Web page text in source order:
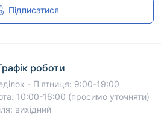
Підписатися
роботи
- П'ятниця: 9:00-19:00
10:00-16:00 (просимо уточняти)
вихідний